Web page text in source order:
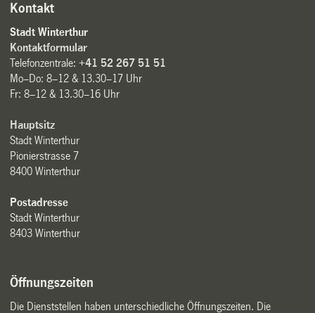
Kontakt
Stadt Winterthur
Kontaktformular
Telefonzentrale:+41 52 267 51 51
Mo–Do: 8–12 & 13.30–17 Uhr
Fr: 8–12 & 13.30–16 Uhr
Hauptsitz
Stadt Winterthur
Pionierstrasse 7
8400 Winterthur
Postadresse
Stadt Winterthur
8403 Winterthur
Öffnungszeiten
Die Dienststellen haben unterschiedliche Öffnungszeiten. Die